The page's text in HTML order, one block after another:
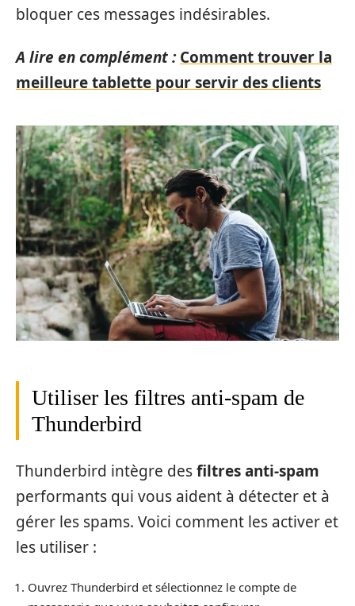
bloquer ces messages indésirables.
A lire en complément : Comment trouver la
meilleure tablette pour servir des clients
Utiliser les filtres anti-spam de
Thunderbird
Thunderbird intègre desfiltres anti-spam
performants qui vous aident à détecter et à
gérer les spams. Voici comment les activer et
les utiliser :
Ouvrez Thunderbird et sélectionnez le compte de